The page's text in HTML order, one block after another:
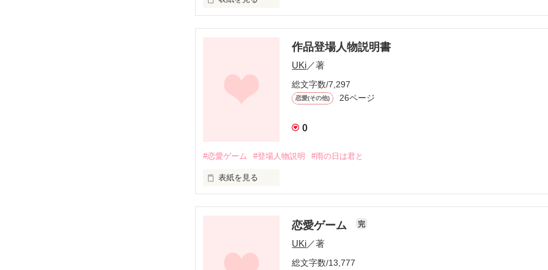
「風和がわからない」
二人の想い合い・すれ違い
本編からお読みください。
※途中犯罪に関することが書かれていますが、この話はフィクションです。
PV数1,000,000超え！
雨の日、君が隣にいてくれる。
それは私を強くする。
※内容に犯罪に関することが書かれてありますが、この話はフィクションです。犯罪は
素敵な感想ありがとうございます！(*´︶`*)♡
桜野夢花様
もう一度だけ伝えたら
君はちゃんと答えてくれますか…？
「ひ、久しぶり……っ」
川村 雪乃
Kawamura Yukino
常磐 叶多
作品登場人物説明書
UKi／著
総文字数/7,297
恋愛(その他) 26ページ
0
#恋愛ゲーム #登場人物説明 #雨の日は君と
表紙を見る
・雨の日は君と。～先輩の香り～
・二度目の正直《短編》
恋愛ゲーム 完
UKi／著
総文字数/13,777